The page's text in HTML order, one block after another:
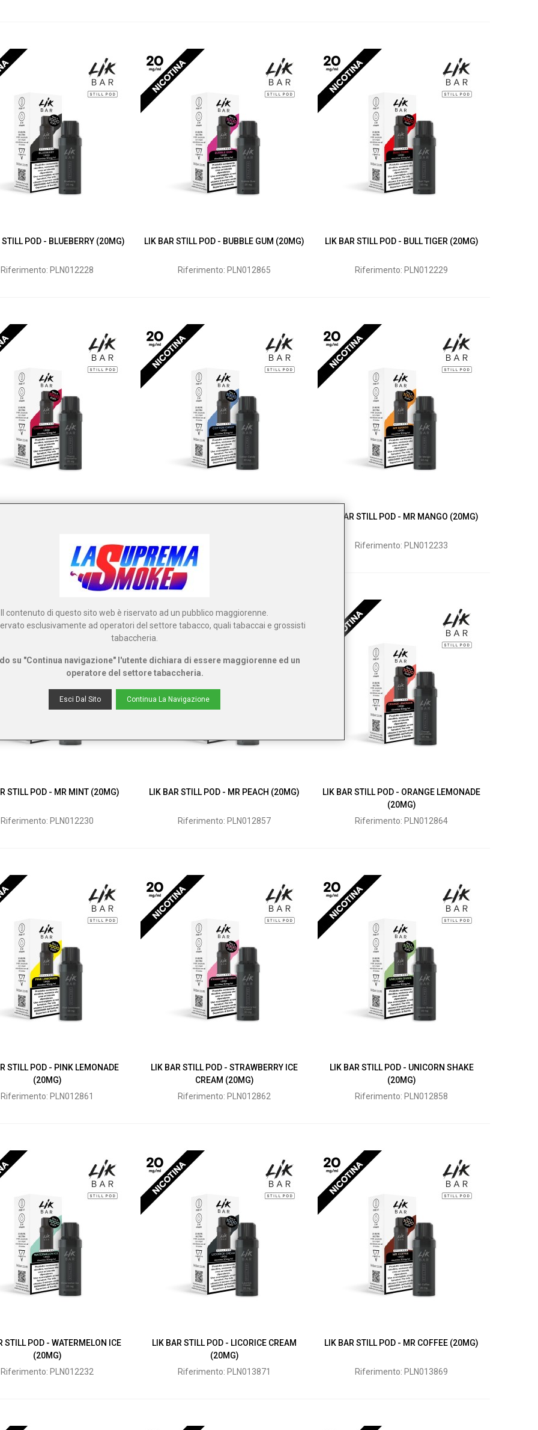
POD - BLUEBERRY (20MG)
Riferimento: PLN012228
LIK BAR STILL POD - BUBBLE GUM (20MG)
Riferimento: PLN012865
LIK BAR STILL POD - BULL TIGER (20MG)
Riferimento: PLN012229
Riferimento: PLN012863
Riferimento: PLN012231
LIK BAR STILL POD - MR MANGO (20MG)
Riferimento: PLN012233
STILL POD - MR MINT (20MG)
Riferimento: PLN012230
LIK BAR STILL POD - MR PEACH (20MG)
Riferimento: PLN012857
LIK BAR STILL POD - ORANGE LEMONADE
(20MG)
Riferimento: PLN012864
STILL POD - PINK LEMONADE
(20MG)
Riferimento: PLN012861
LIK BAR STILL POD - STRAWBERRY ICE
CREAM (20MG)
Riferimento: PLN012862
LIK BAR STILL POD - UNICORN SHAKE
(20MG)
Riferimento: PLN012858
STILL POD - WATERMELON ICE
(20MG)
Riferimento: PLN012232
LIK BAR STILL POD - LICORICE CREAM
(20MG)
Riferimento: PLN013871
LIK BAR STILL POD - MR COFFEE (20MG)
Riferimento: PLN013869
Il contenuto di questo sito web è riservato ad un pubblico maggiorenne.
esclusivamente ad operatori del settore tabacco, quali tabaccai e grossisti
tabaccheria.
su "Continua navigazione" l'utente dichiara di essere maggiorenne ed un
operatore del settore tabaccheria.
Esci Dal Sito Continua La Navigazione